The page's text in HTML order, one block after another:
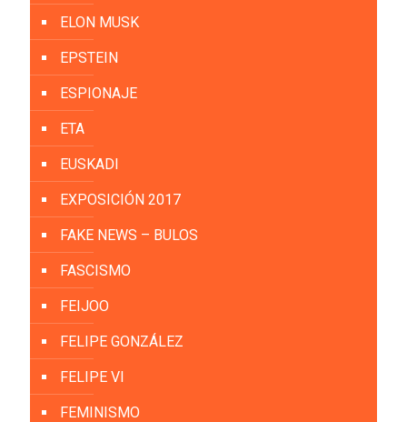
ELON MUSK
EPSTEIN
ESPIONAJE
ETA
EUSKADI
EXPOSICIÓN 2017
FAKE NEWS – BULOS
FASCISMO
FEIJOO
FELIPE GONZÁLEZ
FELIPE VI
FEMINISMO